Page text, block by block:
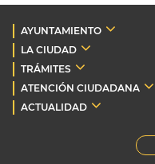
AYUNTAMIENTO
LA CIUDAD
TRÁMITES
ATENCIÓN CIUDADANA
ACTUALIDAD